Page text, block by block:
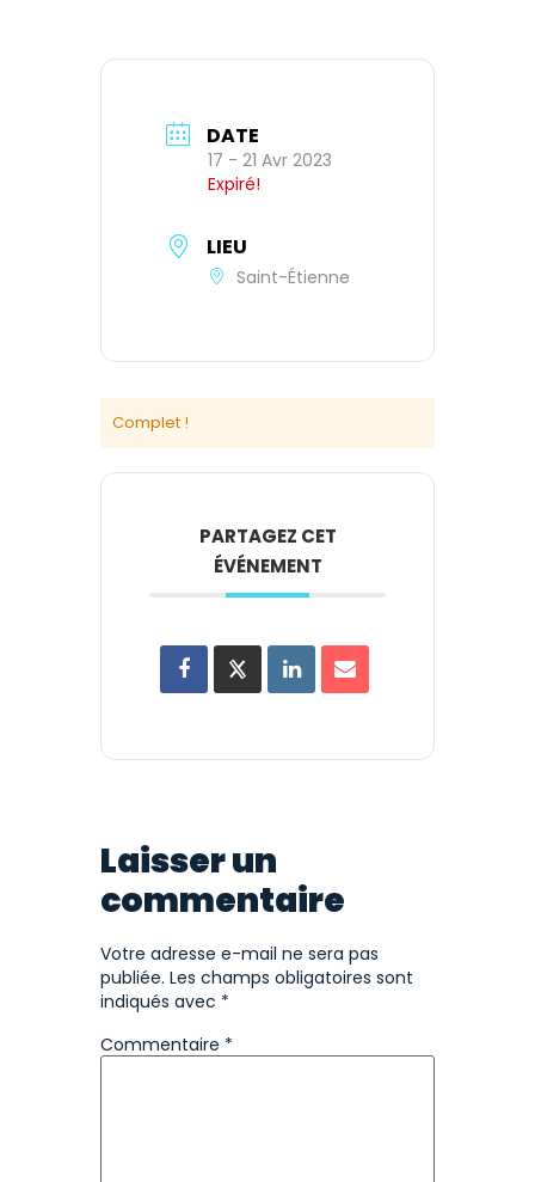
DATE
17 - 21 Avr 2023
Expiré!
LIEU
Saint-Étienne
Complet !
PARTAGEZ CET
ÉVÉNEMENT
Laisser un
commentaire
Votre adresse e-mail ne sera pas
publiée. Les champs obligatoires sont
indiqués avec *
Commentaire *